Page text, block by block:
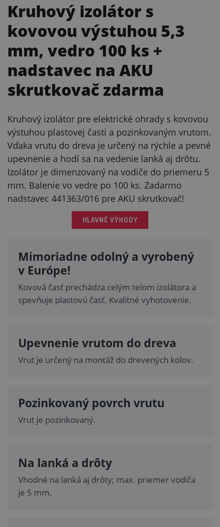
Kruhový izolátor s
kovovou výstuhou 5,3
mm, vedro 100 ks +
nadstavec na AKU
skrutkovač zdarma
Kruhový izolátor pre elektrické ohrady s kovovou
výstuhou plastovej časti a pozinkovaným vrutom.
Vďaka vrutu do dreva je určený na rýchle a pevné
upevnenie a hodí sa na vedenie lanká aj drôtu.
Izolátor je dimenzovaný na vodiče do priemeru 5
mm. Balenie vo vedre po 100 ks. Zadarmo
nadstavec 441363/016 pre AKU skrutkovač!
HLAVNÉ VÝHODY
Mimoriadne odolný a vyrobený
v Európe!
Kovová časť prechádza celým telom izolátora a
spevňuje plastovú časť. Kvalitné vyhotovenie.
Upevnenie vrutom do dreva
Vrut je určený na montáž do drevených kolov.
Pozinkovaný povrch vrutu
Vrut je pozinkovaný.
Na lanká a drôty
Vhodné na lanká aj drôty; max. priemer vodiča
je 5 mm.